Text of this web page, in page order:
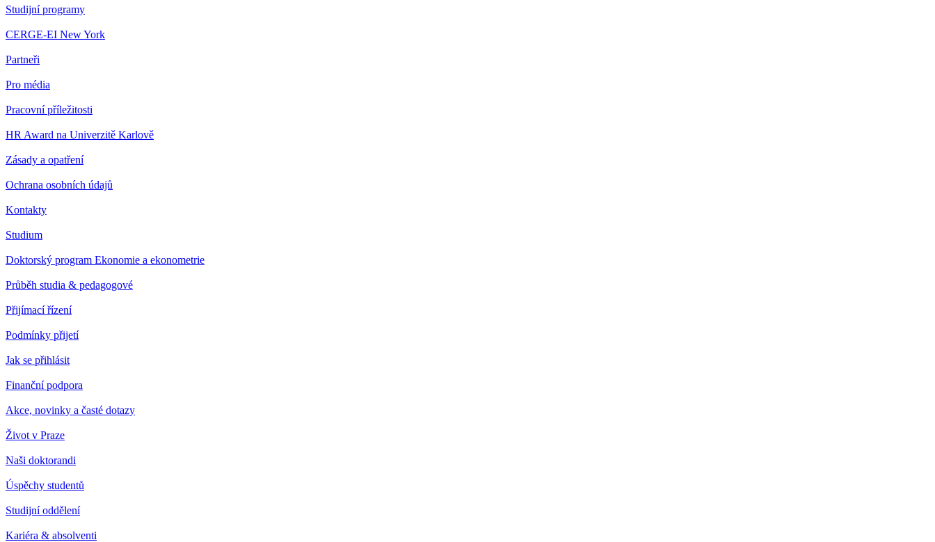
Studijní programy
CERGE-EI New York
Partneři
Pro média
Pracovní příležitosti
HR Award na Univerzitě Karlově
Zásady a opatření
Ochrana osobních údajů
Kontakty
Studium
Doktorský program Ekonomie a ekonometrie
Průběh studia & pedagogové
Přijímací řízení
Podmínky přijetí
Jak se přihlásit
Finanční podpora
Akce, novinky a časté dotazy
Život v Praze
Naši doktorandi
Úspěchy studentů
Studijní oddělení
Kariéra & absolventi